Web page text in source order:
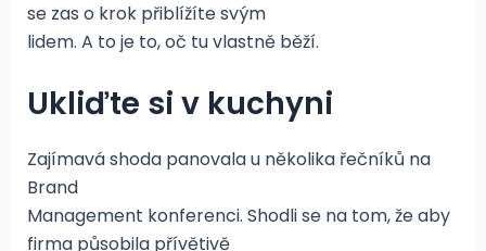
se zas o krok přiblížíte svým
lidem. A to je to, oč tu vlastně běží.
Ukliďte si v kuchyni
Zajímavá shoda panovala u několika řečníků na
Brand
Management konferenci. Shodli se na tom, že aby
firma působila přívětivě